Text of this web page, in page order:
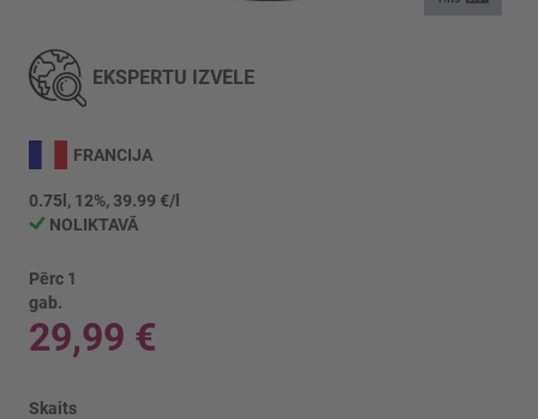
uz
galerijas
sākumu
EKSPERTU IZVĒLE
FRANCIJA
0.75l, 12%, 39.99 €/l
NOLIKTAVĀ
Pērc 1
gab.
29,99 €
Skaits